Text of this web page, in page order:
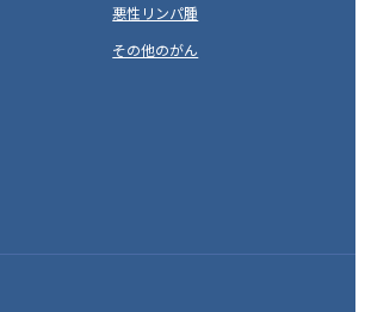
悪性リンパ腫
その他のがん